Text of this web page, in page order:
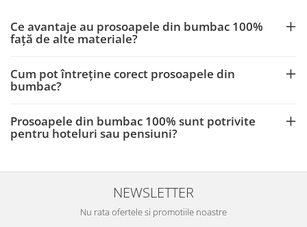
Ce avantaje au prosoapele din bumbac 100%
față de alte materiale?
Cum pot întreține corect prosoapele din
bumbac?
Prosoapele din bumbac 100% sunt potrivite
pentru hoteluri sau pensiuni?
NEWSLETTER
Nu rata ofertele si promotiile noastre